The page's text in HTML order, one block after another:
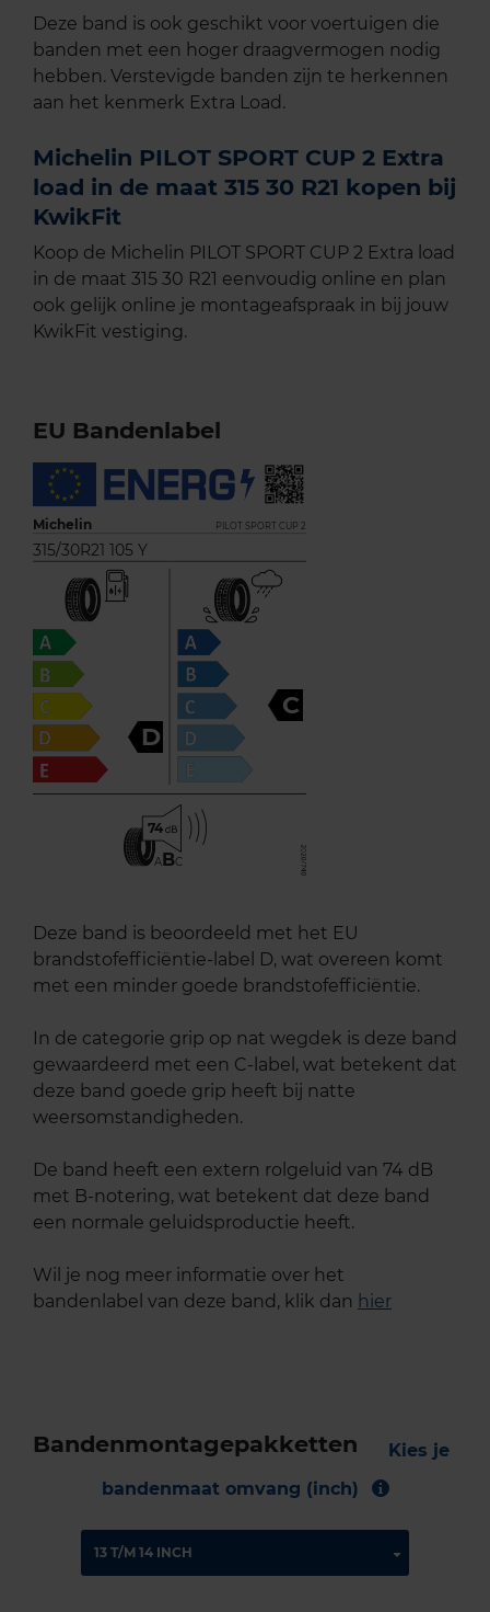
Deze band is ook geschikt voor voertuigen die
banden met een hoger draagvermogen nodig
hebben. Verstevigde banden zijn te herkennen
aan het kenmerk Extra Load.
Michelin PILOT SPORT CUP 2 Extra
load in de maat 315 30 R21 kopen bij
KwikFit
Koop de Michelin PILOT SPORT CUP 2 Extra load
in de maat 315 30 R21 eenvoudig online en plan
ook gelijk online je montageafspraak in bij jouw
KwikFit vestiging.
EU Bandenlabel
Michelin PILOT SPORT CUP 2
315/30R21 105 Y
D
C
74
ABC
Deze band is beoordeeld met het EU
brandstofefficiëntie-label D, wat overeen komt
met een minder goede brandstofefficiëntie.
In de categorie grip op nat wegdek is deze band
gewaardeerd met een C-label, wat betekent dat
deze band goede grip heeft bij natte
weersomstandigheden.
De band heeft een extern rolgeluid van 74 dB
met B-notering, wat betekent dat deze band
een normale geluidsproductie heeft.
Wil je nog meer informatie over het
bandenlabel van deze band, klik dan hier
Bandenmontagepakketten
Kies je
bandenmaat omvang (inch)